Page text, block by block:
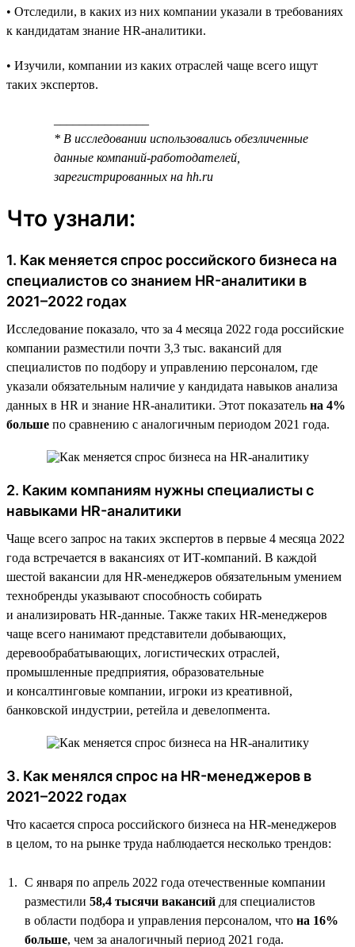
• Отследили, в каких из них компании указали в требованиях
к кандидатам знание HR-аналитики.
• Изучили, компании из каких отраслей чаще всего ищут
таких экспертов.
* В исследовании использовались обезличенные
данные компаний-работодателей,
зарегистрированных на hh.ru
Что узнали:
1. Как меняется спрос российского бизнеса на
специалистов со знанием HR-аналитики в
2021–2022 годах
Исследование показало, что за 4 месяца 2022 года российские
компании разместили почти 3,3 тыс. вакансий для
специалистов по подбору и управлению персоналом, где
указали обязательным наличие у кандидата навыков анализа
данных в HR и знание HR-аналитики. Этот показатель на 4%
больше по сравнению с аналогичным периодом 2021 года.
2. Каким компаниям нужны специалисты с
навыками HR-аналитики
Чаще всего запрос на таких экспертов в первые 4 месяца 2022
года встречается в вакансиях от ИТ-компаний. В каждой
шестой вакансии для HR-менеджеров обязательным умением
технобренды указывают способность собирать
и анализировать HR-данные. Также таких HR-менеджеров
чаще всего нанимают представители добывающих,
деревообрабатывающих, логистических отраслей,
промышленные предприятия, образовательные
и консалтинговые компании, игроки из креативной,
банковской индустрии, ретейла и девелопмента.
3. Как менялся спрос на HR-менеджеров в
2021–2022 годах
Что касается спроса российского бизнеса на HR-менеджеров
в целом, то на рынке труда наблюдается несколько трендов:
С января по апрель 2022 года отечественные компании
разместили 58,4 тысячи вакансий для специалистов
в области подбора и управления персоналом, что на 16%
больше, чем за аналогичный период 2021 года.